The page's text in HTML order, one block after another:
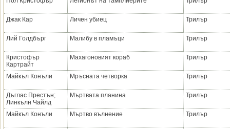
Джак Кар Личен убиец Трилър
Лий Голдбърг Малибу в пламъци Трилър
Кристофър
Картрайт
Махагоновият кораб Трилър
Майкъл Конъли Мръсната четворка Трилър
Дъглас Престън;
Линкълн Чайлд
Мъртвата планина Трилър
Майкъл Конъли Мъртво вълнение Трилър